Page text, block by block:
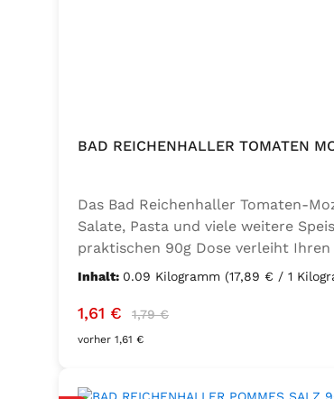
BAD REICHENHALLER TOMATEN
Das Bad Reichenhaller Tomaten-
Salate, Pasta und viele weitere
praktischen 90g Dose verleiht
Geschmacksverstärker, vegan und
Inhalt: 0.09 Kilogramm (17,89 € / 1
Verkaufspreis:
1,61 € Regulärer Preis:
1,79 €
vorher 1,61 €